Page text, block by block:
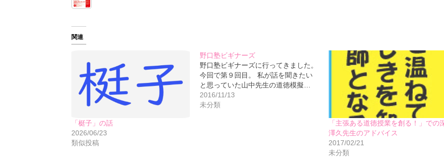
関連
「梃子」の話
2026/06/23
類似投稿
野口塾ビギナーズ
野口塾ビギナーズに行ってきました。
今回で第９回目。 私が話を聞きたい
と思っていた山中先生の道徳模擬…
2016/11/13
未分類
「主張ある道徳授業を創る！」での
澤久先生のアドバイス
2017/02/21
未分類